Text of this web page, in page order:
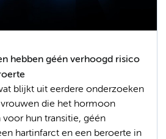
hebben géén verhoogd risico
blijkt uit eerdere onderzoeken
vrouwen die het hormoon
hun transitie, géén
hartinfarct en een beroerte in